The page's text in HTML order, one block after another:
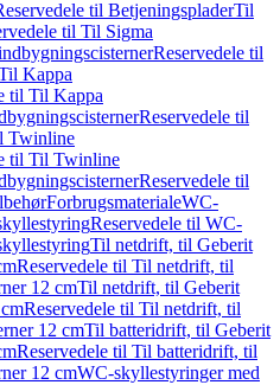
til BetjeningspladerTil
til Til Sigma
Reservedele til
Kappa
til Til Kappa
Reservedele til
Twinline
til Til Twinline
Reservedele til
ForbrugsmaterialeWC-
Reservedele til WC-
Til netdrift, til Geberit
Reservedele til Til netdrift, til
12 cmTil netdrift, til Geberit
Reservedele til Til netdrift, til
12 cmTil batteridrift, til Geberit
Reservedele til Til batteridrift, til
12 cmWC-skyllestyringer med